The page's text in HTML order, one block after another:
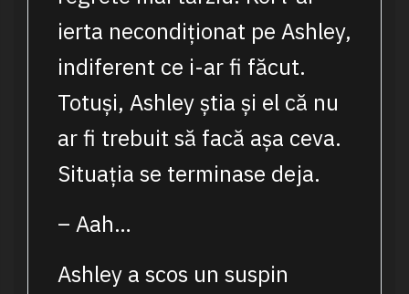
ierta necondiționat pe Ashley,
indiferent ce i-ar fi făcut.
Totuși, Ashley știa și el că nu
ar fi trebuit să facă așa ceva.
Situația se terminase deja.
– Aah…
Ashley a scos un suspin